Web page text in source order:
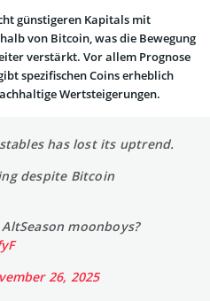
günstigeren Kapitals mit
von Bitcoin, was die Bewegung
verstärkt. Vor allem Prognose
spezifischen Coins erheblich
Wertsteigerungen.
has lost its uptrend.
despite Bitcoin
moonboys?
26, 2025